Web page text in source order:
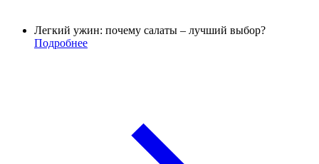
Легкий ужин: почему салаты – лучший выбор?
Подробнее